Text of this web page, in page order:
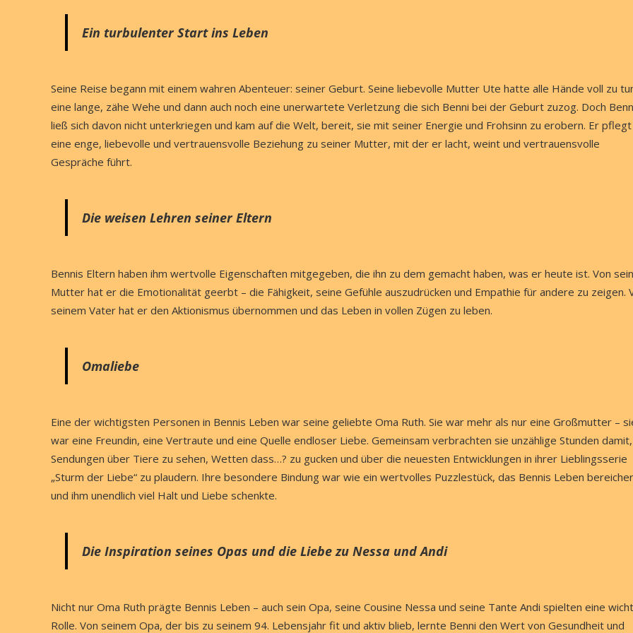
Ein turbulenter Start ins Leben
Seine Reise begann mit einem wahren Abenteuer: seiner Geburt. Seine liebevolle Mutter Ute hatte alle Hände voll zu
eine lange, zähe Wehe und dann auch noch eine unerwartete Verletzung die sich Benni bei der Geburt zuzog. Doch
ließ sich davon nicht unterkriegen und kam auf die Welt, bereit, sie mit seiner Energie und Frohsinn zu erobern. Er pflegt
eine enge, liebevolle und vertrauensvolle Beziehung zu seiner Mutter, mit der er lacht, weint und vertrauensvolle
Gespräche führt.
Die weisen Lehren seiner Eltern
Bennis Eltern haben ihm wertvolle Eigenschaften mitgegeben, die ihn zu dem gemacht haben, was er heute ist. Von
Mutter hat er die Emotionalität geerbt – die Fähigkeit, seine Gefühle auszudrücken und Empathie für andere zu zeigen.
seinem Vater hat er den Aktionismus übernommen und das Leben in vollen Zügen zu leben.
Omaliebe
Eine der wichtigsten Personen in Bennis Leben war seine geliebte Oma Ruth. Sie war mehr als nur eine Großmutter –
war eine Freundin, eine Vertraute und eine Quelle endloser Liebe. Gemeinsam verbrachten sie unzählige Stunden damit,
Sendungen über Tiere zu sehen, Wetten dass…? zu gucken und über die neuesten Entwicklungen in ihrer Lieblingsserie
„Sturm der Liebe“ zu plaudern. Ihre besondere Bindung war wie ein wertvolles Puzzlestück, das Bennis Leben
und ihm unendlich viel Halt und Liebe schenkte.
Die Inspiration seines Opas und die Liebe zu Nessa und Andi
Nicht nur Oma Ruth prägte Bennis Leben – auch sein Opa, seine Cousine Nessa und seine Tante Andi spielten eine
Rolle. Von seinem Opa, der bis zu seinem 94. Lebensjahr fit und aktiv blieb, lernte Benni den Wert von Gesundheit und